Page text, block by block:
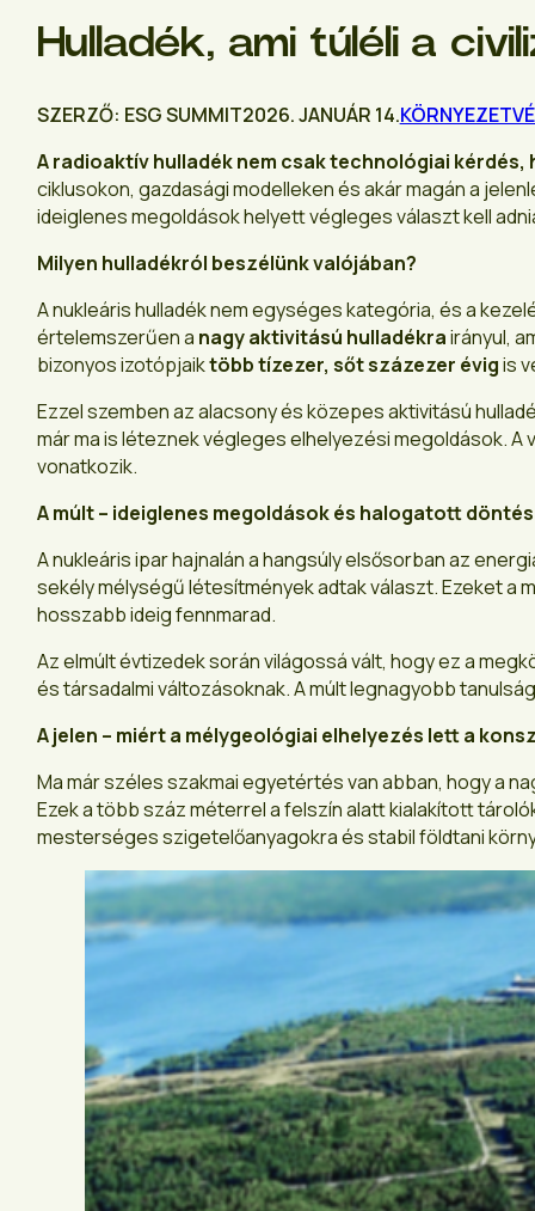
Hulladék, ami túléli a
SZERZŐ: ESG SUMMIT2026. JANUÁR 14.
A radioaktív hulladék nem csak technológiai
ciklusokon, gazdasági modelleken és akár magán a
ideiglenes megoldások helyett végleges választ kell
Milyen hulladékról beszélünk valójában?
A nukleáris hulladék nem egységes kategória, és a
értelemszerűen a nagy aktivitású hulladékrairányul,
bizonyos izotópjaiktöbb tízezer, sőt százezer évigis
Ezzel szemben az alacsony és közepes aktivitású
már ma is léteznek végleges elhelyezési megoldások. A
vonatkozik.
A múlt – ideiglenes megoldások és halogatott
A nukleáris ipar hajnalán a hangsúly elsősorban az
sekély mélységű létesítmények adtak választ. Ezeket a
hosszabb ideig fennmarad.
Az elmúlt évtizedek során világossá vált, hogy ez a
és társadalmi változásoknak. A múlt legnagyobb
A jelen – miért a mélygeológiai elhelyezés lett a
Ma már széles szakmai egyetértés van abban, hogy a
Ezek a több száz méterrel a felszín alatt kialakított
mesterséges szigetelőanyagokra és stabil földtani